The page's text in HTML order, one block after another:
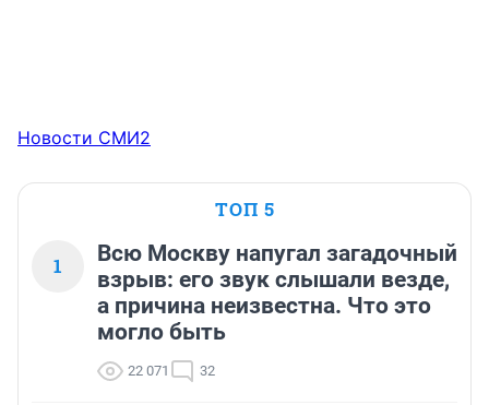
Новости СМИ2
ТОП 5
1
Всю Москву напугал загадочный
взрыв: его звук слышали везде,
а причина неизвестна. Что это
могло быть
22 071 32